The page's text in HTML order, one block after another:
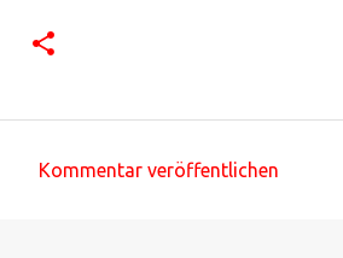
Kommentar veröffentlichen